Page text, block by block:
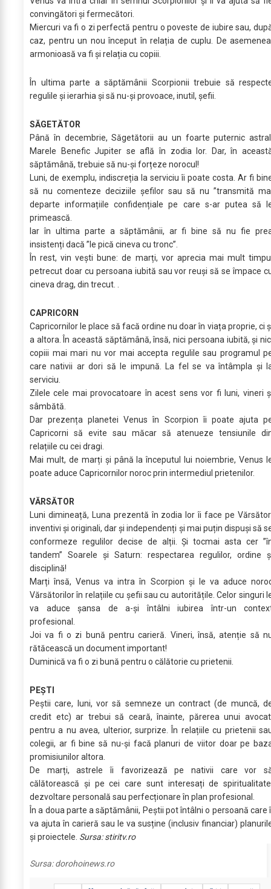
convingători și fermecători.
Miercuri va fi o zi perfectă pentru o poveste de iubire sau,
caz, pentru un nou început în relația de cuplu. De
armonioasă va fi și relația cu copiii.
În ultima parte a săptămânii Scorpionii trebuie să
regulile și ierarhia și să nu-și provoace, inutil, șefii.
SĂGETĂTOR
Până în decembrie, Săgetătorii au un foarte puternic
Marele Benefic Jupiter se află în zodia lor. Dar, în
săptămână, trebuie să nu-și forțeze norocul!
Luni, de exemplu, indiscreția la serviciu îi poate costa. Ar fi
să nu comenteze deciziile șefilor sau să nu ”transmită
departe informațiile confidențiale pe care s-ar putea să
primească.
Iar în ultima parte a săptămânii, ar fi bine să nu fie
insistenți dacă ”le pică cineva cu tronc”.
În rest, vin vești bune: de marți, vor aprecia mai mult
petrecut doar cu persoana iubită sau vor reuși să se împace
cineva drag, din trecut. .
CAPRICORN
Capricornilor le place să facă ordine nu doar în viața proprie, ci
a altora. În această săptămână, însă, nici persoana iubită, și
copiii mai mari nu vor mai accepta regulile sau programul
care nativii ar dori să le impună. La fel se va întâmpla și
serviciu.
Zilele cele mai provocatoare în acest sens vor fi luni, vineri
sâmbătă.
Dar prezența planetei Venus în Scorpion îi poate ajuta
Capricorni să evite sau măcar să atenueze tensiunile
relațiile cu cei dragi.
Mai mult, de marți și până la începutul lui noiembrie, Venus
poate aduce Capricornilor noroc prin intermediul prietenilor.
VĂRSĂTOR
Luni dimineață, Luna prezentă în zodia lor îi face pe
inventivi și originali, dar și independenți și mai puțin dispuși să
conformeze regulilor decise de alții. Și tocmai asta cer
tandem” Soarele și Saturn: respectarea regulilor, ordine
disciplină!
Marți însă, Venus va intra în Scorpion și le va aduce
Vărsătorilor în relațiile cu șefii sau cu autoritățile. Celor singuri
va aduce șansa de a-și întâlni iubirea într-un
profesional.
Joi va fi o zi bună pentru carieră. Vineri, însă, atenție să
rătăcească un document important!
Duminică va fi o zi bună pentru o călătorie cu prietenii.
PEȘTI
Peștii care, luni, vor să semneze un contract (de muncă,
credit etc) ar trebui să ceară, înainte, părerea unui
pentru a nu avea, ulterior, surprize. În relațiile cu prietenii
colegii, ar fi bine să nu-și facă planuri de viitor doar pe
promisiunilor altora.
De marți, astrele îi favorizează pe nativii care vor
călătorească și pe cei care sunt interesați de
dezvoltare personală sau perfecționare în plan profesional.
În a doua parte a săptămânii, Peștii pot întâlni o persoană care
va ajuta în carieră sau le va susține (inclusiv financiar)
și proiectele. Sursa: stiritv.ro
Sursa:dorohoinews.ro